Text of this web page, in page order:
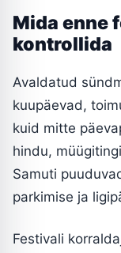
Mida enne
kontrollida
Avaldatud
kuupäevad,
kuid mitte
hindu,
Samuti
parkimise ja
Festivali